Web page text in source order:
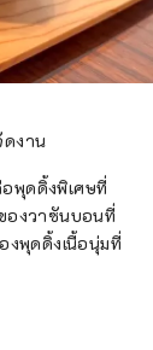
งาน
พุดดิ้งพิเศษที่
องวาซันบอนที่
งพุดดิ้งเนื้อนุ่มที่